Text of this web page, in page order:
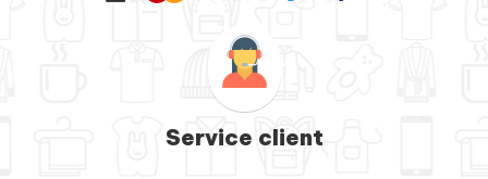
Service client